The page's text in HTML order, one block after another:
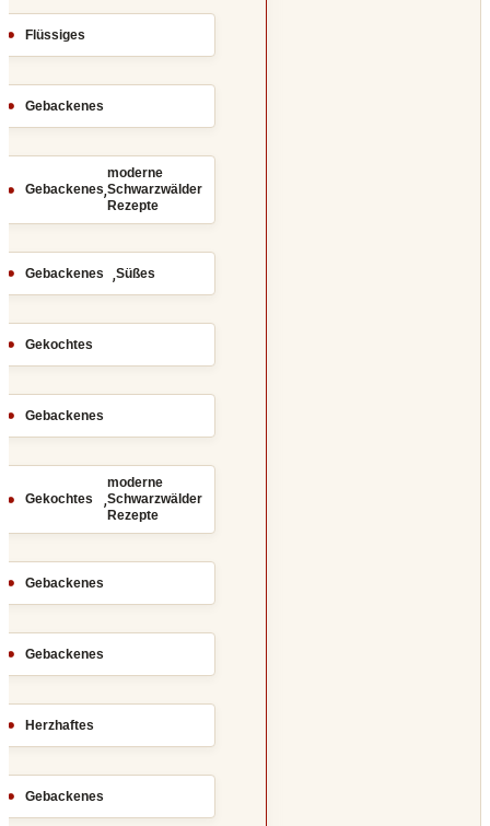
Flüssiges
Gebackenes
Gebackenes,
moderne
Schwarzwälder
Rezepte
Gebackenes ,Süßes
Gekochtes
Gebackenes
Gekochtes ,
moderne
Schwarzwälder
Rezepte
Gebackenes
Gebackenes
Herzhaftes
Gebackenes